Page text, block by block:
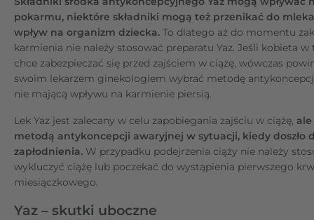
pokarmu, niektóre składniki mogą też przenikać do
wpływ na organizm dziecka. To dlatego aż do momentu
karmienia nie należy stosować preparatu Yaz. Jeśli kobieta
chce zabezpieczać się przed zajściem w ciążę, wówczas
swoim lekarzem ginekologiem wybrać metodę
nie mającą wpływu na karmienie piersią.
Lek Yaz jest zalecany w celu zapobiegania zajściu w ciążę,
metodą antykoncepcji awaryjnej w sytuacji, kiedy doszło
zapłodnienia. W przypadku podejrzenia ciąży nie należy
wykluczyć ciążę lub poczekać do wystąpienia pierwszego
miesiączkowego.
Yaz – skutki uboczne